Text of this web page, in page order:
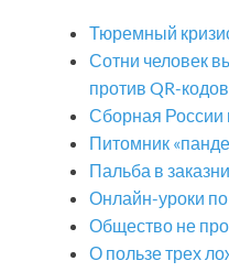
Тюремный
Сотни человек
против QR-кодов
Сборная России
Питомник
Пальба в
Онлайн-уроки
Общество не
О пользе трех